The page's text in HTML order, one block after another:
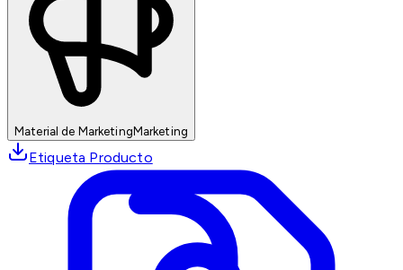
Material de MarketingMarketing
Etiqueta Producto